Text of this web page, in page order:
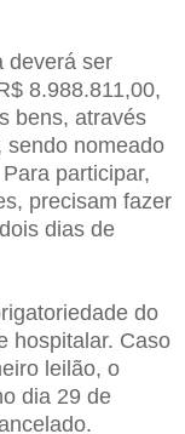
deverá ser
8.988.811,00,
bens, através
sendo nomeado
participar,
precisam fazer
dias de
do
hospitalar. Caso
leilão, o
dia 29 de